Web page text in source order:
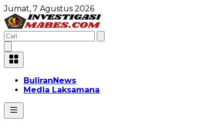
Jumat, 7 Agustus 2026
BuliranNews
Media Laksamana